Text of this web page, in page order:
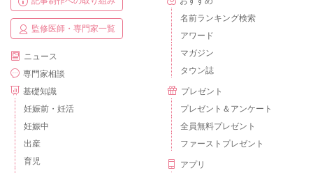
監修医師・専門家一覧
ニュース
専門家相談
基礎知識
妊娠前・妊活
妊娠中
出産
育児
名前ランキング検索
アワード
マガジン
タウン誌
プレゼント
プレゼント＆アンケート
全員無料プレゼント
ファーストプレゼント
アプリ